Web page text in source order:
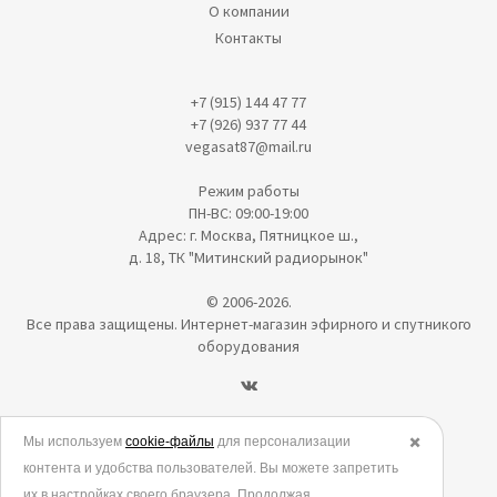
О компании
Контакты
+7 (915) 144 47 77
+7 (926) 937 77 44
vegasat87@mail.ru
Режим работы
ПН-ВС: 09:00-19:00
Адрес: г. Москва, Пятницкое ш.,
д. 18, ТК "Митинский радиорынок"
© 2006-2026.
Все права защищены. Интернет-магазин эфирного и спутникого
оборудования
Политика в отношении обработки персональных данных
Согласие на обработку персональных данных
✖️
Мы используем cookie-файлы для персонализации
контента и удобства пользователей. Вы можете запретить